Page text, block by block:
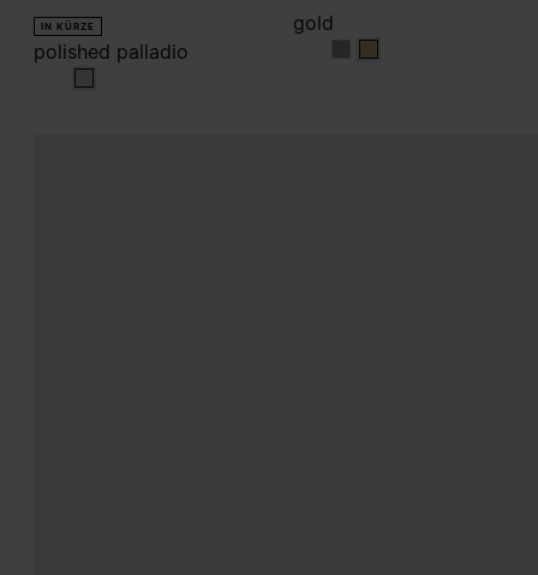
IN KÜRZE
polished palladio
polished palladio
gold
goldgold